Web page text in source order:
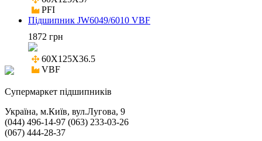
PFI
Підшипник JW6049/6010 VBF
1872 грн
60X125X36.5
VBF
Cупермаркет підшипників
Україна, м.Київ, вул.Лугова, 9
(044) 496-14-97 (063) 233-03-26
(067) 444-28-37